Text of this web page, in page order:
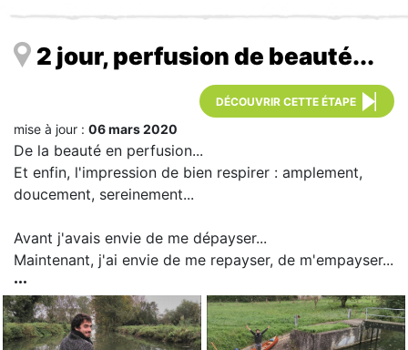
2 jour, perfusion de beauté...
DÉCOUVRIR CETTE ÉTAPE
mise à jour : 06 mars 2020
De la beauté en perfusion...
Et enfin, l'impression de bien respirer : amplement,
doucement, sereinement...
Avant j'avais envie de me dépayser...
Maintenant, j'ai envie de me repayser, de m'empayser...